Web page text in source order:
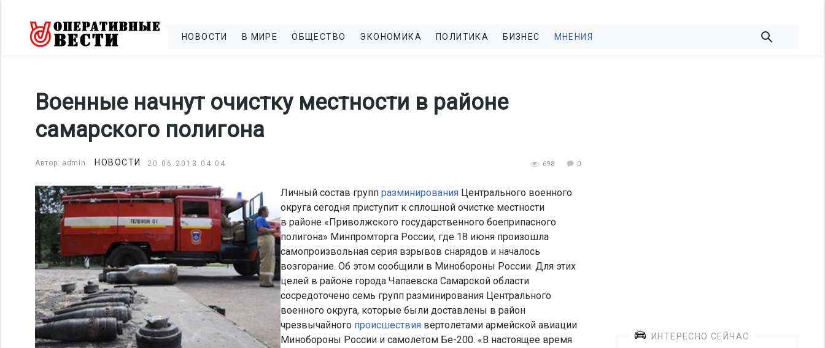
НОВОСТИ В МИРЕ ОБЩЕСТВО ЭКОНОМИКА ПОЛИТИКА БИЗНЕС МНЕНИЯ
Военные начнут очистку местности в районе
самарского полигона
Автор: admin НОВОСТИ 20.06.2013 04:04 698 0
Личный состав групп разминирования Центрального военного
округа сегодня приступит к сплошной очистке местности
в районе «Приволжского государственного боеприпасного
полигона» Минпромторга России, где 18 июня произошла
самопроизвольная серия взрывов снарядов и началось
возгорание. Об этом сообщили в Минобороны России. Для этих
целей в районе города Чапаевска Самарской области
сосредоточено семь групп разминирования Центрального
военного округа, которые были доставлены в район
чрезвычайного происшествия вертолетами армейской авиации
Минобороны России и самолетом Бе-200. «В настоящее время
ИНТЕРЕСНО СЕЙЧАС